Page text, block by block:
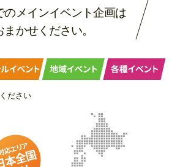
のメインイベント企画は
まかせください。
ださい